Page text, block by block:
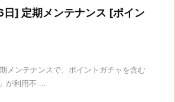
] 定期メンテナンス [ポイン
メンテナンスで、ポイントガチャを含む
が利用不 ...